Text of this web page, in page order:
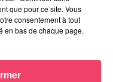
que pour ce site. Vous
consentement à tout
en bas de chaque page.